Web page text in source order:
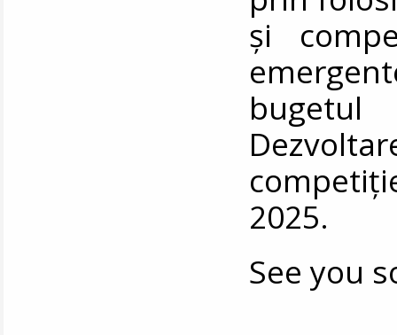
și
2025.
See you